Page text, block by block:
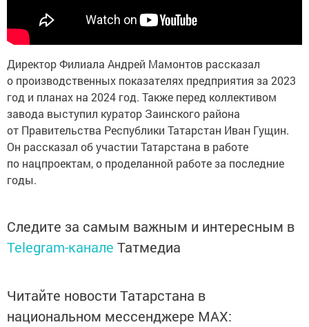
Директор Филиала Андрей Мамонтов рассказал
о производственных показателях предприятия за 2023
год и планах на 2024 год. Также перед коллективом
завода выступил куратор Заинского района
от Правительства Республики Татарстан Иван Гущин.
Он рассказал об участии Татарстана в работе
по нацпроектам, о проделанной работе за последние
годы.
Следите за самым важным и интересным в
Telegram-канале Татмедиа
Читайте новости Татарстана в
национальном мессенджере MАХ: